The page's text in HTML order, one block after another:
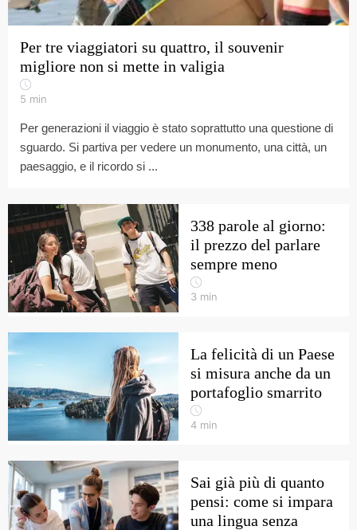
Per tre viaggiatori su quattro, il souvenir
migliore non si mette in valigia
5 min
Per generazioni il viaggio è stato soprattutto una questione di
sguardo. Si partiva per vedere un monumento, una città, un
paesaggio, e il ricordo si ...
338 parole al giorno:
il prezzo del parlare
sempre meno
3 min
La felicità di un Paese
si misura anche da un
portafoglio smarrito
4 min
Sai già più di quanto
pensi: come si impara
una lingua senza